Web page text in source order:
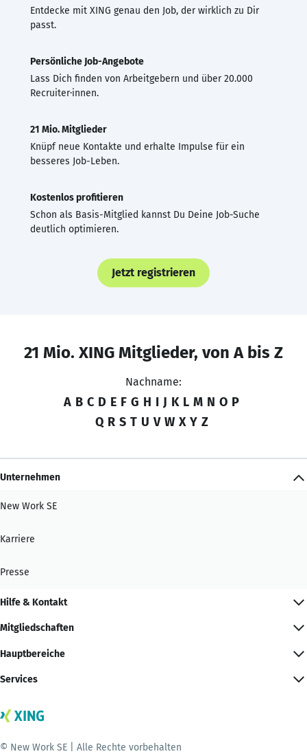
Entdecke mit XING genau den Job, der wirklich zu Dir
passt.
Persönliche Job-Angebote
Lass Dich finden von Arbeitgebern und über 20.000
Recruiter·innen.
21 Mio. Mitglieder
Knüpf neue Kontakte und erhalte Impulse für ein
besseres Job-Leben.
Kostenlos profitieren
Schon als Basis-Mitglied kannst Du Deine Job-Suche
deutlich optimieren.
Jetzt registrieren
21 Mio. XING Mitglieder, von A bis Z
Nachname:
A B C D E F G H I J K L M N O P
Q R S T U V W X Y Z
Unternehmen
New Work SE
Karriere
Presse
Hilfe & Kontakt
Mitgliedschaften
Hauptbereiche
Services
© New Work SE | Alle Rechte vorbehalten